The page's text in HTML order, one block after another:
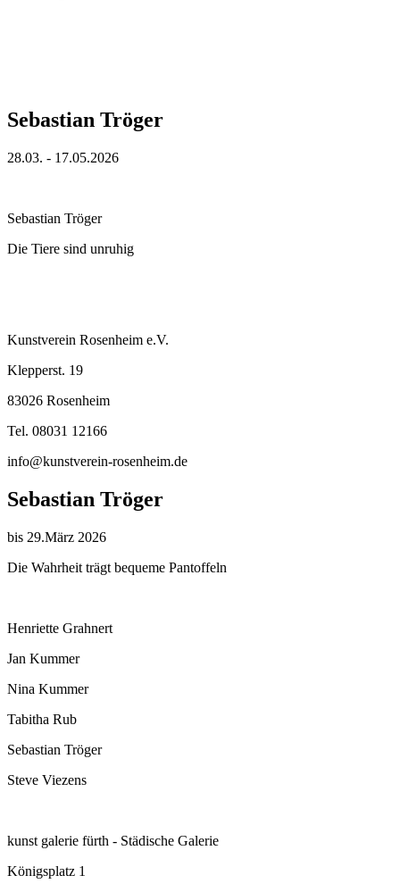
Sebastian Tröger
28.03. - 17.05.2026
Sebastian Tröger
Die Tiere sind unruhig
Kunstverein Rosenheim e.V.
Klepperst. 19
83026 Rosenheim
Tel. 08031 12166
info@kunstverein-rosenheim.de
Sebastian Tröger
bis 29.März 2026
Die Wahrheit trägt bequeme Pantoffeln
Henriette Grahnert
Jan Kummer
Nina Kummer
Tabitha Rub
Sebastian Tröger
Steve Viezens
kunst galerie fürth - Städische Galerie
Königsplatz 1